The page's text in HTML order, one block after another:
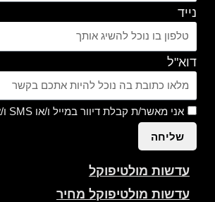
נייד
דוא"ל
אני מאשר/ת קבלת דיוור במייל ו/או SMS ו/או שיחות טלפוניות
שליחה
עדשות מולטיפוקל
עדשות מולטיפוקל מחיר